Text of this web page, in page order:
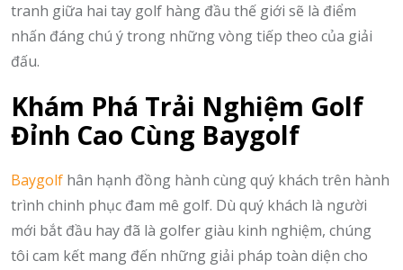
tranh giữa hai tay golf hàng đầu thế giới sẽ là điểm
nhấn đáng chú ý trong những vòng tiếp theo của giải
đấu.
Khám Phá Trải Nghiệm Golf
Đỉnh Cao Cùng Baygolf
Baygolf hân hạnh đồng hành cùng quý khách trên hành
trình chinh phục đam mê golf. Dù quý khách là người
mới bắt đầu hay đã là golfer giàu kinh nghiệm, chúng
tôi cam kết mang đến những giải pháp toàn diện cho